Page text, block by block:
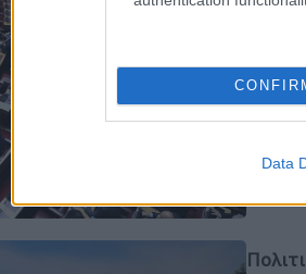
Data
νέο
χώρο